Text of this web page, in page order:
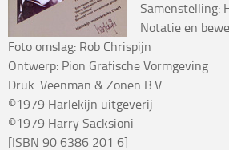
Samenstelling:
Notatie en
Foto omslag: Rob Chrispijn
Ontwerp: Pion Grafische Vormgeving
Druk: Veenman & Zonen B.V.
©1979 Harlekijn uitgeverij
©1979 Harry Sacksioni
[ISBN 90 6386 201 6]